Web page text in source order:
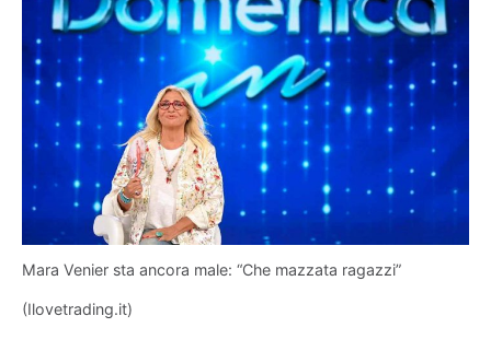
Mara Venier sta ancora male: “Che mazzata ragazzi”
(Ilovetrading.it)